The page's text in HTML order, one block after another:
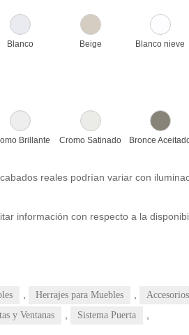
Blanco Beige Blanco nieve
Brillante Cromo Satinado Bronce
reales podrían variar con
información con respecto a la
Herrajes para Muebles
y Ventanas Sistema Puerta